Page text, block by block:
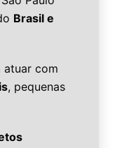
Brasil e
atuar com
, pequenas